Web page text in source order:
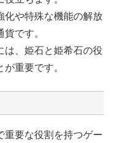
化や特殊な機能の解放
です。
は、姫石と姫希石の役
重要です。
重要な役割を持つゲー